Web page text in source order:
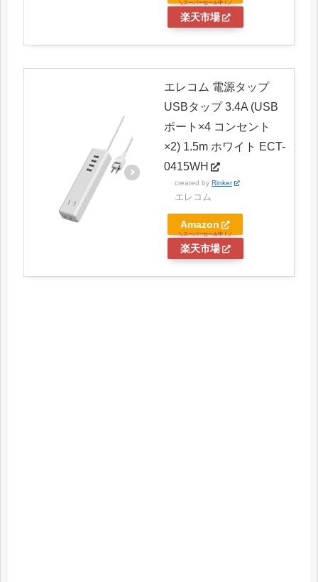
楽天市場
エレコム 電源タップ
USBタップ 3.4A (USB
ポート×4 コンセント
×2) 1.5m ホワイト ECT-
0415WH
created by Rinker
エレコム
Amazon
楽天市場